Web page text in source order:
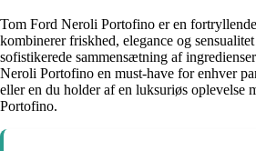
Tom Ford Neroli Portofino er en
kombinerer friskhed, elegance og
sofistikerede sammensætning af
Neroli Portofino en must-have for enhver
eller en du holder af en luksuriøs oplevelse
Portofino.